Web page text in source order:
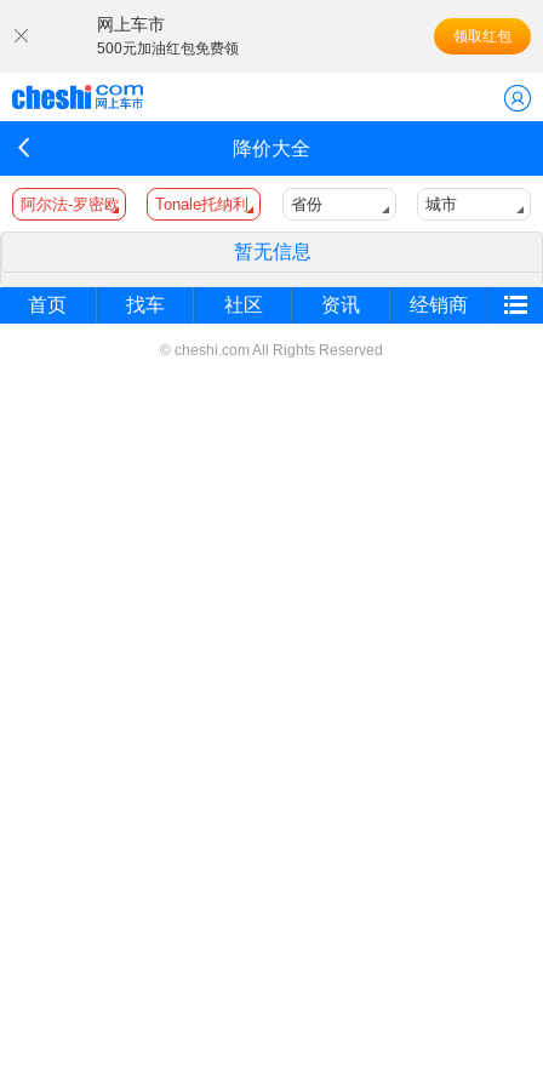
网上车市
500元加油红包免费领
领取红包
降价大全
阿尔法-罗密欧 Tonale托纳利 省份 城市
暂无信息
首页 找车 社区 资讯 经销商
© cheshi.com All Rights Reserved